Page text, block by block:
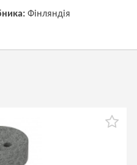
Фінляндія